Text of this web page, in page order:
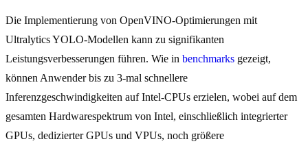
Die Implementierung von OpenVINO-Optimierungen mit
Ultralytics YOLO-Modellen kann zu signifikanten
Leistungsverbesserungen führen. Wie in benchmarks gezeigt,
können Anwender bis zu 3-mal schnellere
Inferenzgeschwindigkeiten auf Intel-CPUs erzielen, wobei auf dem
gesamten Hardwarespektrum von Intel, einschließlich integrierter
GPUs, dedizierter GPUs und VPUs, noch größere